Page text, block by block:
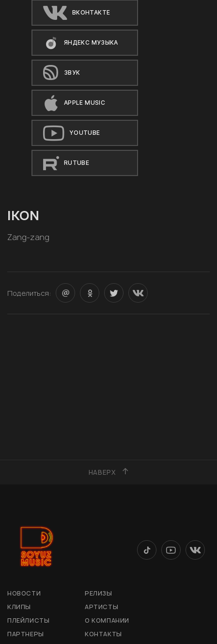
ВКОНТАКТЕ
ЯНДЕКС МУЗЫКА
ЗВУК
APPLE MUSIC
YOUTUBE
RUTUBE
IKON
Zang-zang
Поделиться:
НАВЕРХ
НОВОСТИ
РЕЛИЗЫ
КЛИПЫ
АРТИСТЫ
ПЛЕЙЛИСТЫ
О КОМПАНИИ
ПАРТНЕРЫ
КОНТАКТЫ